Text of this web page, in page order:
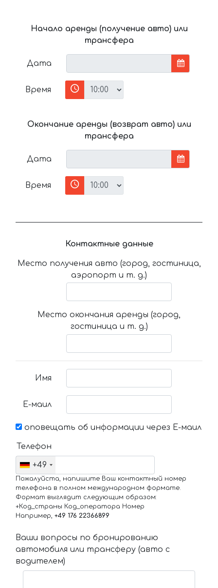
Начало аренды (получение авто) или
трансфера
Дата
Время
Окончание аренды (возврат авто) или
трансфера
Дата
Время
Контактные данные
Место получения авто (город, гостиница,
аэропорт и т. д.)
Место окончания аренды (город,
гостиница и т. д.)
Имя
Е-маил
оповещать об информации через Е-маил
Телефон
+49
Пожалуйста, напишите Ваш контактный номер
телефона в полном международном формате.
Формат выглядит следующим образом:
+Код_страны Код_оператора Номер
Например, +49 176 22366899
Ваши вопросы по бронированию
автомобиля или трансферу (авто с
водителем)